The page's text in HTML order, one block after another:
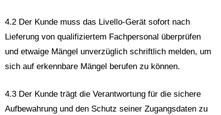
4.2 Der Kunde muss das Livello-Gerät sofort nach
Lieferung von qualifiziertem Fachpersonal überprüfen
und etwaige Mängel unverzüglich schriftlich melden, um
sich auf erkennbare Mängel berufen zu können.
4.3 Der Kunde trägt die Verantwortung für die sichere
Aufbewahrung und den Schutz seiner Zugangsdaten zu